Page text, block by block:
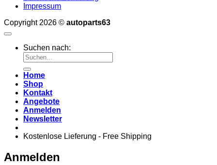
Impressum
Copyright 2026 © autoparts63
Suchen nach:
Home
Shop
Kontakt
Angebote
Anmelden
Newsletter
Kostenlose Lieferung - Free Shipping
Anmelden